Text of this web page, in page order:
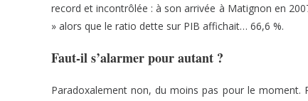
record et incontrôlée : à son arrivée à Matignon en
» alors que le ratio dette sur PIB affichait… 66,6 %.
Faut-il s’alarmer pour autant ?
Paradoxalement non, du moins pas pour le moment.